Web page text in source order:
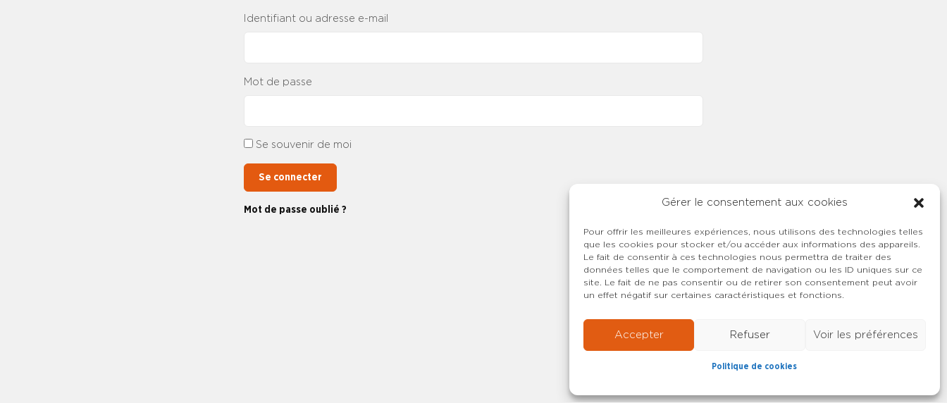
Gérer le consentement aux cookies
Pour offrir les meilleures expériences, nous utilisons des technologies telles
que les cookies pour stocker et/ou accéder aux informations des appareils.
Le fait de consentir à ces technologies nous permettra de traiter des
données telles que le comportement de navigation ou les ID uniques sur ce
site. Le fait de ne pas consentir ou de retirer son consentement peut avoir
un effet négatif sur certaines caractéristiques et fonctions.
Accepter Refuser Voir les préférences
Politique de cookies
Identifiant ou adresse e-mail
Mot de passe
Se souvenir de moi
Se connecter
Mot de passe oublié ?